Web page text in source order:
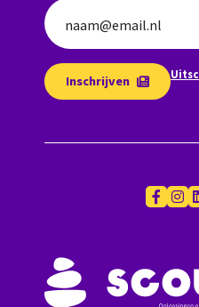
naam@email.nl
Inschrijven